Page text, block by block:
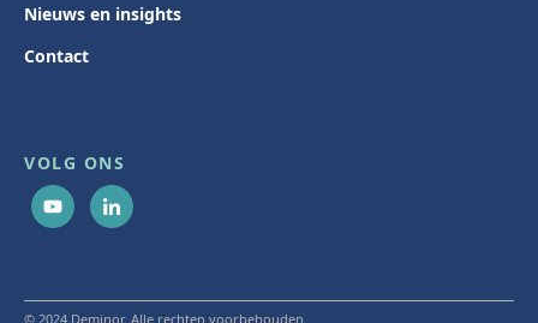
Nieuws en insights
Contact
VOLG ONS
© 2024 Deminor. Alle rechten voorbehouden.